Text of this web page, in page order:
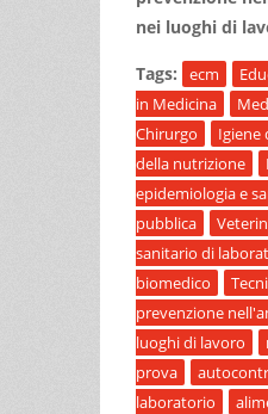
nei luoghi di
Tags: ecm
in Medicina
Chirurgo
Igiene
della nutrizione
epidemiologia e
pubblica
sanitario di
biomedico
prevenzione
luoghi di lavoro
prova
laboratorio